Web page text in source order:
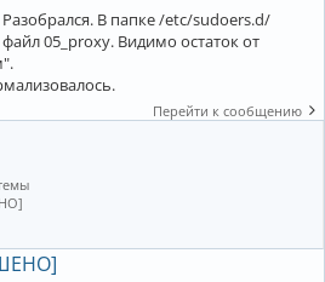
В папке /etc/sudoers.d/
05_proxy. Видимо остаток от
Перейти к сообщению